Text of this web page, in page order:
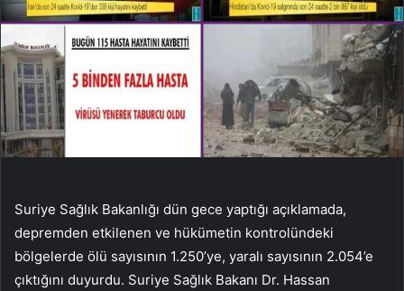
Suriye Sağlık Bakanlığı dün gece yaptığı açıklamada,
depremden etkilenen ve hükümetin kontrolündeki
bölgelerde ölü sayısının 1.250’ye, yaralı sayısının 2.054’e
çıktığını duyurdu. Suriye Sağlık Bakanı Dr. Hassan